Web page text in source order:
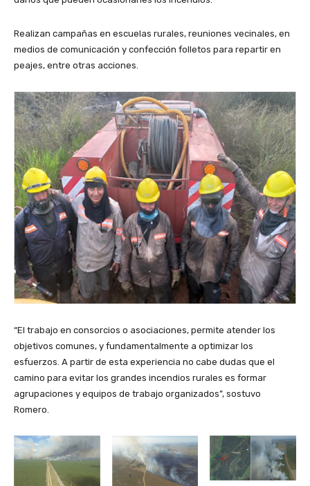
Realizan campañas en escuelas rurales, reuniones vecinales, en
medios de comunicación y confección folletos para repartir en
peajes, entre otras acciones.
“El trabajo en consorcios o asociaciones, permite atender los
objetivos comunes, y fundamentalmente a optimizar los
esfuerzos. A partir de esta experiencia no cabe dudas que el
camino para evitar los grandes incendios rurales es formar
agrupaciones y equipos de trabajo organizados”, sostuvo
Romero.